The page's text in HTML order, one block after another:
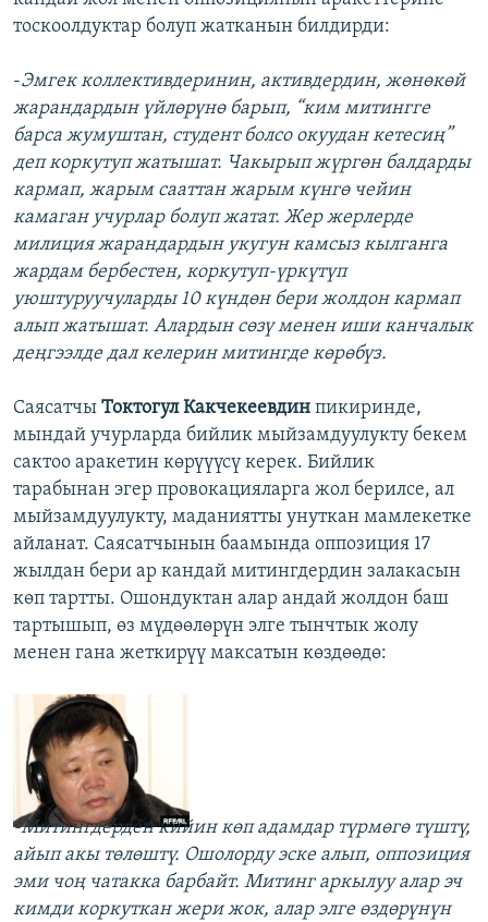
тоскоолдуктар болуп жатканын билдирди:
-Эмгек коллективдеринин, активдердин, жөнөкөй
жарандардын үйлөрүнө барып, “ким митингге
барса жумуштан, студент болсо окуудан кетесиң”
деп коркутуп жатышат. Чакырып жүргөн балдарды
кармап, жарым сааттан жарым күнгө чейин
камаган учурлар болуп жатат. Жер жерлерде
милиция жарандардын укугун камсыз кылганга
жардам бербестен, коркутуп-үркүтүп
уюштуруучуларды 10 күндөн бери жолдон кармап
алып жатышат. Алардын сөзү менен иши канчалык
деңгээлде дал келерин митингде көрөбүз.
Саясатчы Токтогул Какчекеевдин пикиринде,
мындай учурларда бийлик мыйзамдуулукту бекем
сактоо аракетин көрүүүсү керек. Бийлик
тарабынан эгер провокацияларга жол берилсе, ал
мыйзамдуулукту, маданиятты унуткан мамлекетке
айланат. Саясатчынын баамында оппозиция 17
жылдан бери ар кандай митингдердин залакасын
көп тартты. Ошондуктан алар андай жолдон баш
тартышып, өз мүдөөлөрүн элге тынчтык жолу
менен гана жеткирүү максатын көздөөдө:
-Митингдерден кийин көп адамдар түрмөгө түштү,
айып акы төлөштү. Ошолорду эске алып, оппозиция
эми чоң чатакка барбайт. Митинг аркылуу алар эч
кимди коркуткан жери жок, алар элге өздөрүнүн